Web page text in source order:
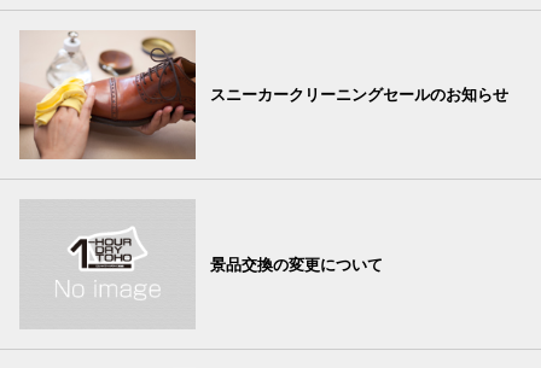
スニーカークリーニングセールのお知らせ
景品交換の変更について